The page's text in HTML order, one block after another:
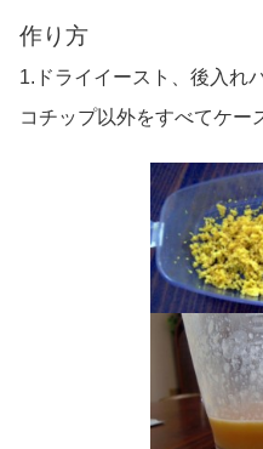
作り方
1.ドライイースト、後入れ
コチップ以外をすべてケー